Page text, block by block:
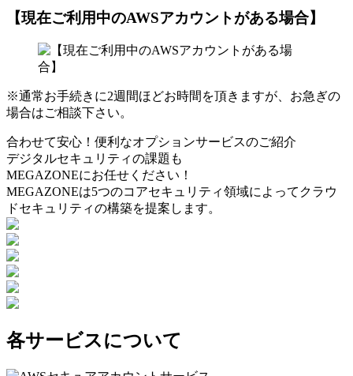
【現在ご利用中のAWSアカウントがある場合】
※通常お手続きに2週間ほどお時間を頂きますが、お急ぎの
場合はご相談下さい。
合わせて安心！便利なオプションサービスのご紹介
デジタルセキュリティの課題も
MEGAZONEにお任せください！
MEGAZONEは5つのコアセキュリティ領域によってクラウ
ドセキュリティの構築を提案します。
各サービスについて